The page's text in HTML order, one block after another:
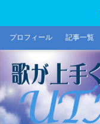
プロフィール 記事一覧